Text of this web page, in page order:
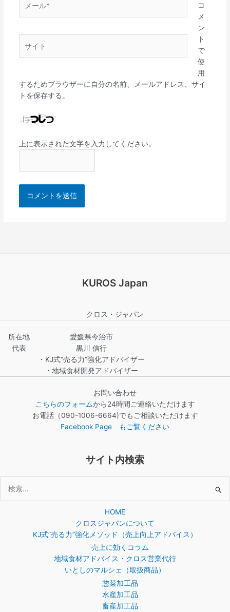
ー
*
コ
メ
ン
ト
で
使
用
するためブラウザーに自分の名前、メールアドレス、サイ
トを保存する。
上に表示された文字を入力してください。
KUROS Japan
クロス・ジャパン
所在地
代表
愛媛県今治市
黒川 信行
・KJ式“売る力”強化アドバイザー
・地域食材開発アドバイザー
お問い合わせ
こちらのフォームから24時間ご連絡いただけます
お電話（090-1006-6664)でもご相談いただけます
Facebook Page もご覧ください
サイト内検索
索
HOME
クロスジャパンについて
KJ式”売る力”強化メソッド（売上向上アドバイス）
売上に効くコラム
地域食材アドバイス・クロス営業代行
いとしのマルシェ（取扱商品）
惣菜加工品
水産加工品
畜産加工品